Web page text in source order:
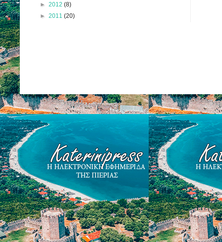
► 2012 (8)
► 2011 (20)